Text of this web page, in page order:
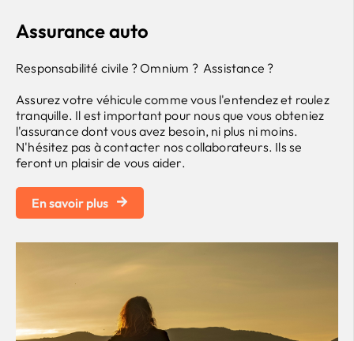
Assurance auto
Responsabilité civile ? Omnium ? Assistance ?
Assurez votre véhicule comme vous l'entendez et roulez
tranquille. Il est important pour nous que vous obteniez
l'assurance dont vous avez besoin, ni plus ni moins.
N'hésitez pas à contacter nos collaborateurs. Ils se
feront un plaisir de vous aider.
En savoir plus